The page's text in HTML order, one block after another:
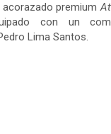
acorazado premium
con un
Lima Santos.